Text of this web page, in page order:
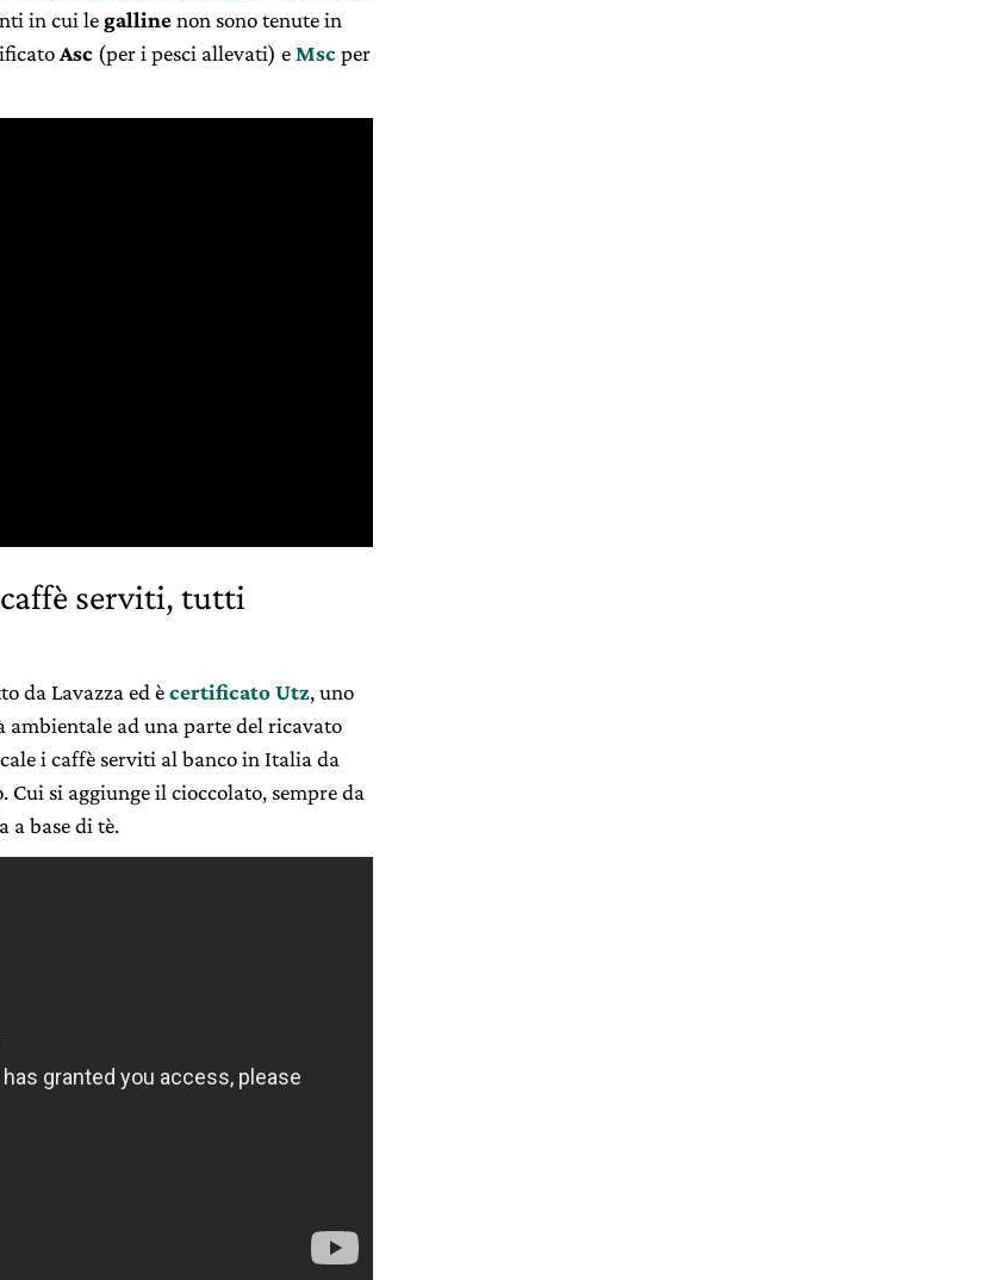
in cui legallinenon sono tenute in
Asc (per i pesci allevati) eMsc per
serviti, tutti
da Lavazza ed ècertificato Utz, uno
ad una parte del ricavato
i caffè serviti al banco in Italia da
si aggiunge il cioccolato, sempre da
a base di tè.